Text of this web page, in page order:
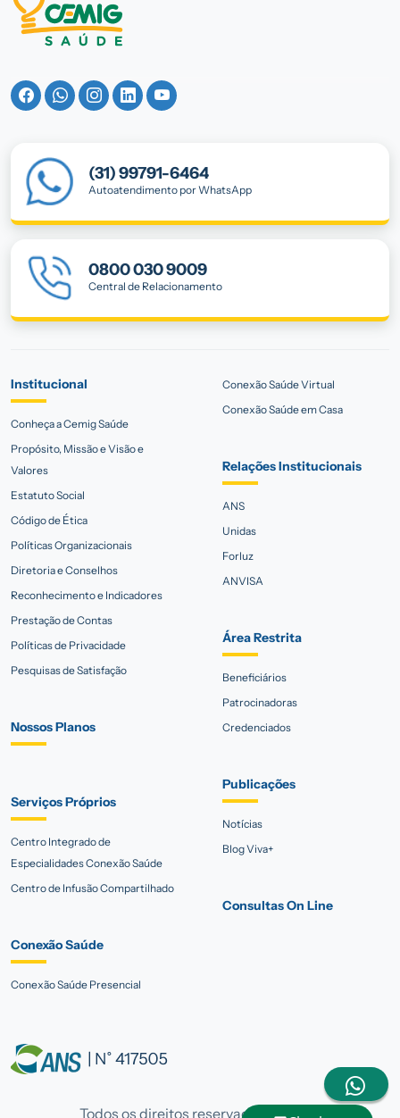
(31) 99791-6464
Autoatendimento por WhatsApp
0800 030 9009
Central de Relacionamento
Institucional
Conheça a Cemig Saúde
Propósito, Missão e Visão e
Valores
Estatuto Social
Código de Ética
Políticas Organizacionais
Diretoria e Conselhos
Reconhecimento e Indicadores
Prestação de Contas
Políticas de Privacidade
Pesquisas de Satisfação
Nossos Planos
Serviços Próprios
Centro Integrado de
Especialidades Conexão Saúde
Centro de Infusão Compartilhado
Conexão Saúde
Conexão Saúde Presencial
Conexão Saúde Virtual
Conexão Saúde em Casa
Relações Institucionais
ANS
Unidas
Forluz
ANVISA
Área Restrita
Beneficiários
Patrocinadoras
Credenciados
Publicações
Notícias
Blog Viva+
Consultas On Line
Todos os direitos reservados. © 2023